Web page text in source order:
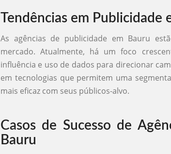
Tendências em Publicidade
As agências de publicidade em Bauru
mercado. Atualmente, há um foco
influência e uso de dados para direcionar
em tecnologias que permitem uma
mais eficaz com seus públicos-alvo.
Casos de Sucesso de
Bauru